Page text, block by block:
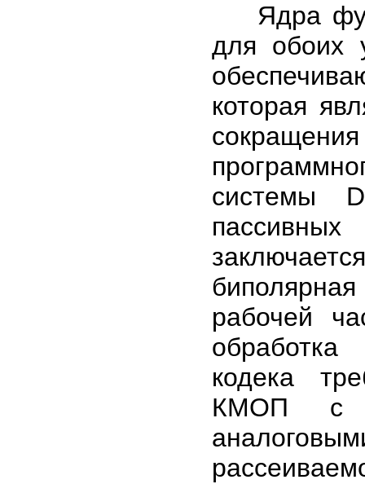
Ядра
для обоих
которая
системы
рабочей
кодека
КМОП с